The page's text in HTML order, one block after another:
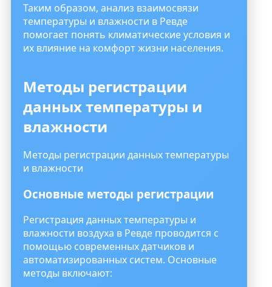
Таким образом, анализ взаимосвязи
температуры и влажности в Ревде
помогает понять климатические условия и
их влияние на комфорт жизни населения.
Методы регистрации
данных температуры и
влажности
Методы регистрации данных температуры
и влажности
Основные методы регистрации
Регистрация данных температуры и
влажности воздуха в Ревде проводится с
помощью современных датчиков и
автоматизированных систем. Основные
методы включают: